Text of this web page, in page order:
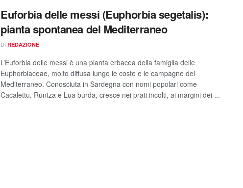
Euforbia delle messi (Euphorbia segetalis):
pianta spontanea del Mediterraneo
DI REDAZIONE
L’Euforbia delle messi è una pianta erbacea della famiglia delle
Euphorbiaceae, molto diffusa lungo le coste e le campagne del
Mediterraneo. Conosciuta in Sardegna con nomi popolari come
Cacalettu, Runtza e Lua burda, cresce nei prati incolti, ai margini dei ...